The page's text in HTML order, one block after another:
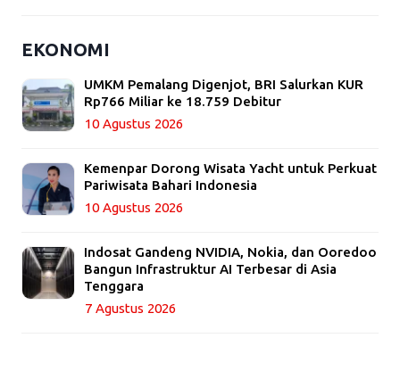
EKONOMI
UMKM Pemalang Digenjot, BRI Salurkan KUR
Rp766 Miliar ke 18.759 Debitur
10 Agustus 2026
Kemenpar Dorong Wisata Yacht untuk Perkuat
Pariwisata Bahari Indonesia
10 Agustus 2026
Indosat Gandeng NVIDIA, Nokia, dan Ooredoo
Bangun Infrastruktur AI Terbesar di Asia
Tenggara
7 Agustus 2026